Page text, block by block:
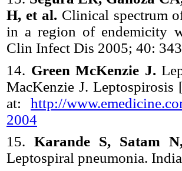
H, et al. Clinical spectrum
in a region of endemicity
Clin Infect Dis 2005; 40:
14. Green McKenzie J.
MacKenzie J.
at: http://
2004
15.Karande S, Satam
Leptospiral pneumonia.